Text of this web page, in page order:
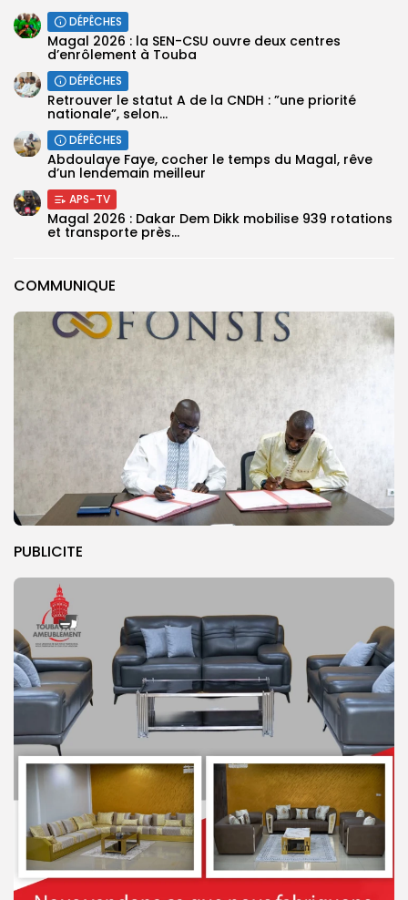
COMMUNIQUE
PUBLICITE
DÉPÊCHES
Magal 2026 : la SEN-CSU ouvre deux centres
d’enrôlement à Touba
DÉPÊCHES
Retrouver le statut A de la CNDH : ”une priorité
nationale”, selon...
DÉPÊCHES
Abdoulaye Faye, cocher le temps du Magal, rêve
d’un lendemain meilleur
APS-TV
Magal 2026 : Dakar Dem Dikk mobilise 939 rotations
et transporte près...